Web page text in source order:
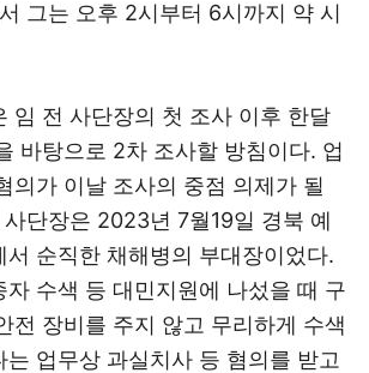
그는 오후 2시부터 6시까지 약 시
임 전 사단장의 첫 조사 이후 한달
바탕으로 2차 조사할 방침이다. 업
의가 이날 조사의 중점 의제가 될
단장은 2023년 7월19일 경북 예
서 순직한 채해병의 부대장이었다.
자 수색 등 대민지원에 나섰을 때 구
전 장비를 주지 않고 무리하게 수색
는 업무상 과실치사 등 혐의를 받고